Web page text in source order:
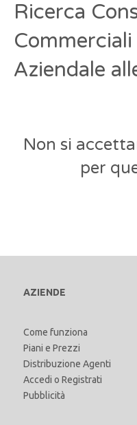
Ricerca
Aziendale
Non si
per
AZIENDE
Come funziona
Piani e Prezzi
Distribuzione Agenti
Accedi o Registrati
Pubblicità